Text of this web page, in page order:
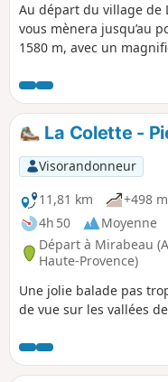
Au départ du village de
vous mènera jusqu’au
1580 m, avec un
difficulté "Moyenne"
La Colette -
Visorandonneur
11,81 km
+498 m
4h 50
Moyenne
Départ à Mirabeau
Haute-Provence)
Une jolie balade pas
de vue sur les vallées